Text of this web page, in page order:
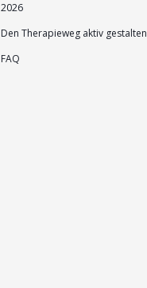
2026
Den Therapieweg aktiv gestalten
FAQ